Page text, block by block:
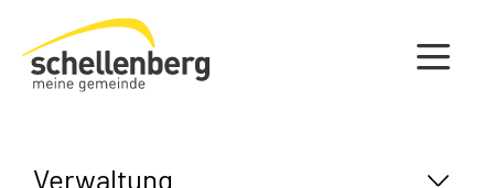
Gemeinde Schellenberg Startseite
Verwaltung